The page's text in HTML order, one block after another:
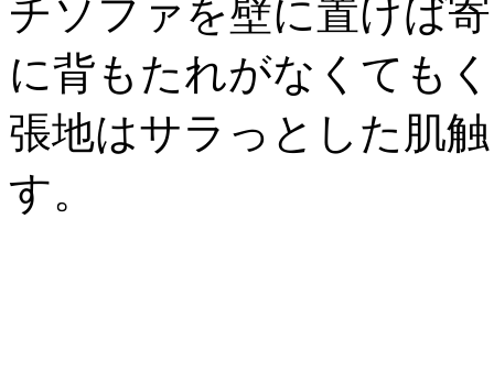
チソファを壁に置けば
に背もたれがなくても
張地はサラっとした肌
す。